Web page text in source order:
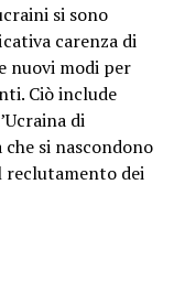
si sono
carenza di
nuovi modi per
Ciò include
di
si nascondono
reclutamento dei